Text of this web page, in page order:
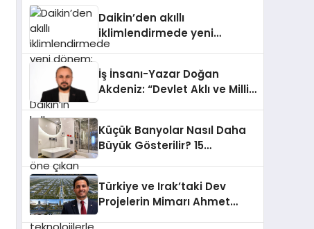
Daikin’den akıllı
iklimlendirmede yeni
dönem: Madoka Plus
dostu tasarımıyla öne çıkan
Madoka ailesinin yeni nesil
teknolojilerle donatılmış son
modeli VRV kontrol ünitesi
Madoka Plus Türkiye’de
satışa sunuldu. Tam
dokunmatik ekranı, mobil
uygulama desteği ve akıllı
sensör entegrasyonu
İş İnsanı-Yazar Doğan
Akdeniz: “Devlet Aklı ve Milli
Küçük Banyolar Nasıl Daha
Büyük Gösterilir? 15
Türkiye ve Irak’taki Dev
Projelerin Mimarı Ahmet